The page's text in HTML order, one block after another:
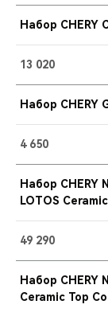
Набор CHERY
13 020
Набор CHERY
4 650
Набор CHERY
LOTOS
49 290
Набор CHERY
Ceramic Top